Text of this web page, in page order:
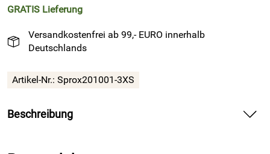
GRATIS Lieferung
Versandkostenfrei ab 99,- EURO innerhalb
Deutschlands
Artikel-Nr.: Sprox201001-3XS
Beschreibung
Teamsport Belgien bietet atmungsaktiven Komfort für